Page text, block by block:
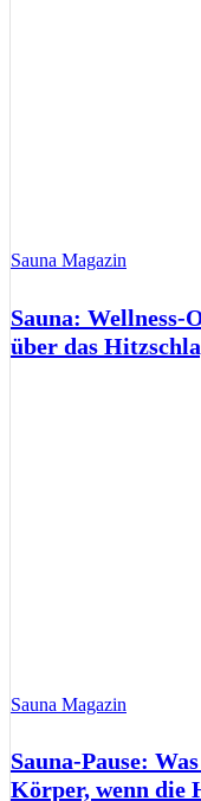
Sauna Magazin
Sauna: Wellness-
über das
Sauna Magazin
Sauna-Pause:
Körper, wenn die